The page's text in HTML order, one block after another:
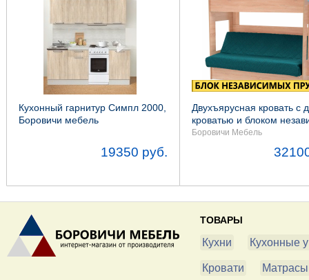
Кухонный гарнитур Симпл 2000,
Боровичи мебель
19350 руб.
Двухъярусная кровать с
кроватью и блоком
пружин
Боровичи Мебель
ТОВАРЫ
Кухни Кухонные
Кровати Матрасы